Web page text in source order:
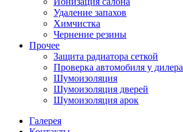
Удаление запахов
Химчистка
Чернение резины
Прочее
Защита радиатора сеткой
Проверка автомобиля у дилера
Шумоизоляция
Шумоизоляция дверей
Шумоизоляция арок
Галерея